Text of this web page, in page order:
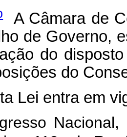
A Câmara de
de Governo,
do
do
Lei entra em
Nacional,